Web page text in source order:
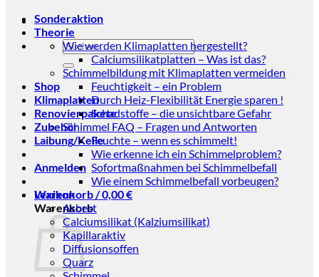
Suchen
nach:
Shop
Klimaplatten
Renovierpakete
Zubehör
Laibung/Keile
Anmelden
Warenkorb /0,00€
Warenkorb
Sonderaktion
Theorie
Wie werden Klimaplatten hergestellt?
Calciumsilikatplatten – Was ist das?
Schimmelbildung mit Klimaplatten vermeiden
Feuchtigkeit – ein Problem
Durch Heiz-Flexibilität Energie sparen !
Schadstoffe – die unsichtbare Gefahr
Schimmel FAQ – Fragen und Antworten
Feuchte – wenn es schimmelt!
Wie erkenne ich ein Schimmelproblem?
Sofortmaßnahmen bei Schimmelbefall
Wie einem Schimmelbefall vorbeugen?
Lexikon
Asbest
Calciumsilikat (Kalziumsilikat)
Kapillaraktiv
Diffusionsoffen
Quarz